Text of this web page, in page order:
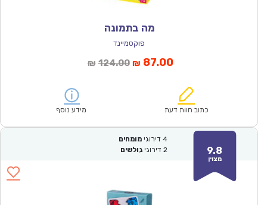
מה בתמונה
פוקסמיינד
₪ 124.00המחיר
₪124.00.
₪ 87.00המחיר
הוא:
כתוב חוות דעת מידע נוסף
9.8
מצוין
4 דירוגי מומחים
2 דירוגי גולשים